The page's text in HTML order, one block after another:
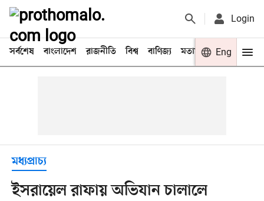
Login
সর্বশেষ বাংলাদেশ রাজনীতি বিশ্ব বাণিজ্য মতামত খেলা
Eng
মধ্যপ্রাচ্য
ইসরায়েল রাফায় অভিযান চালালে